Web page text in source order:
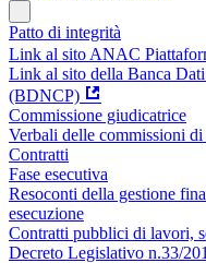
Patto di integrità
Link al sito ANAC
Link al sito della Banca
(BDNCP)
Commissione giudicatrice
Verbali delle commissioni di
Contratti
Fase esecutiva
Resoconti della gestione
esecuzione
Contratti pubblici di lavori,
Decreto Legislativo n.33/